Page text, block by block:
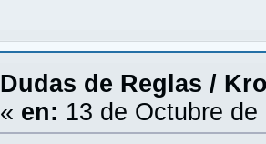
Dudas de Reglas /
« en: 13 de Octubre